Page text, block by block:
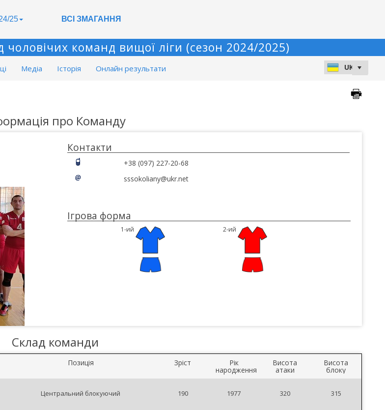
25 ВСІ ЗМАГАННЯ
чоловічих команд вищої ліги (сезон 2024/2025)
Медіа Історія Онлайн результати
про Команду
Контакти
+38 (097) 227-20-68
sssokoliany@ukr.net
Ігрова форма
1-ий 2-ий
Склад команди
Позиція Зріст Рік
народження
Висота
атаки
Висота
блоку
Центральний блокуючий 190 1977 320 315